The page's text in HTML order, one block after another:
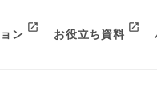
ン お役立ち資料